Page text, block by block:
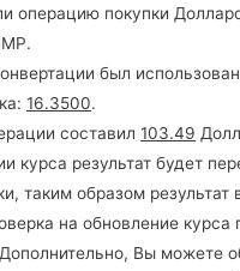
операцию покупки
был
16.3500.
составил103.49
курса результат будет
таким образом результат
на обновление курса
Вы можете